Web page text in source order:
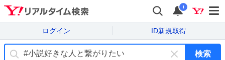
i
ログイン ID新規取得
検索